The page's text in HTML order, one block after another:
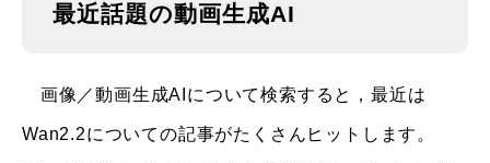
最近話題の動画生成AI
画像／動画生成AIについて検索すると，最近は
Wan2.2についての記事がたくさんヒットします。